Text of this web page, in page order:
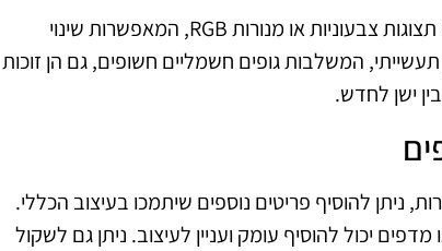
בנוסף, קיימת נטייה גוברת לשימוש במנורות עם תצוגות צבעוניות או מנורות RGB, המאפשרות שינוי
המשלבות גופים חשמליים חשופים, גם הן זוכות
ישן לחדש.
להוסיף פריטים נוספים שיתמכו בעיצוב הכללי.
יכול להוסיף עומק ועניין לעיצוב. ניתן גם לשקול